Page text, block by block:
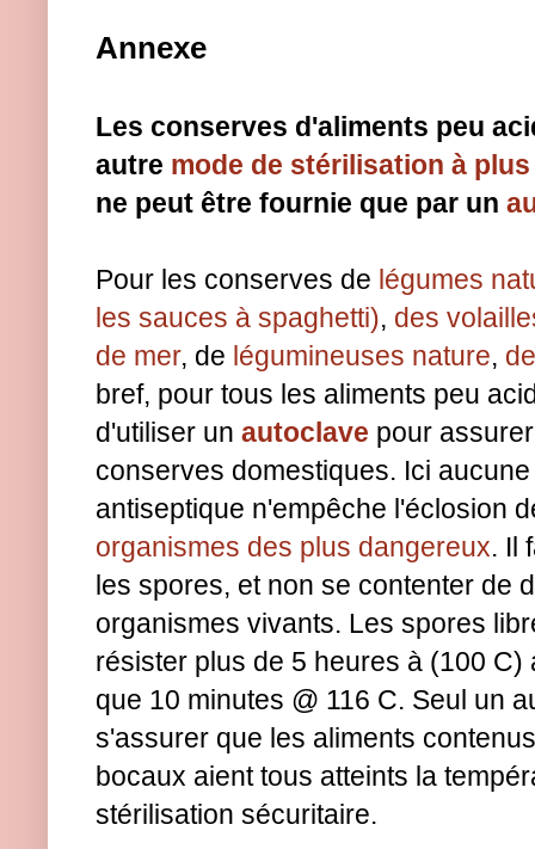
Annexe
Les conserves d'aliments peu
autre mode de stérilisation à
ne peut être fournie que par un
Pour les conserves de légumes
les sauces à spaghetti), des
de mer, de légumineuses nature,
bref, pour tous les aliments peu
d'utiliser un autoclave pour
conserves domestiques. Ici
antiseptique n'empêche l'éclosion
organismes des plus dangereux. Il
les spores, et non se contenter de
organismes vivants. Les spores
résister plus de 5 heures à (100 C)
que 10 minutes @ 116 C. Seul un
s'assurer que les aliments
bocaux aient tous atteints la
stérilisation sécuritaire.